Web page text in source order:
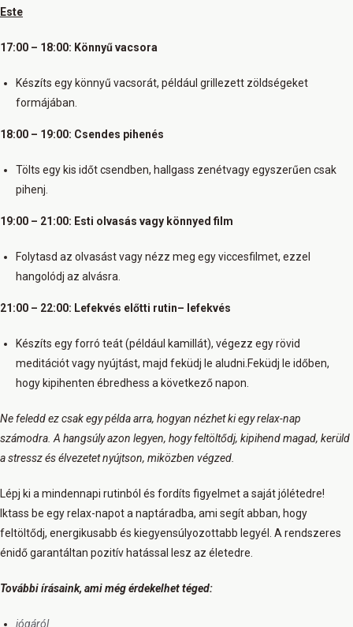
Este
17:00 – 18:00: Könnyű vacsora
Készíts egy könnyű vacsorát, például grillezett zöldségeket
formájában.
18:00 – 19:00: Csendes pihenés
Tölts egy kis időt csendben, hallgass zenétvagy egyszerűen csak
pihenj.
19:00 – 21:00: Esti olvasás vagy könnyed film
Folytasd az olvasást vagy nézz meg egy viccesfilmet, ezzel
hangolódj az alvásra.
21:00 – 22:00: Lefekvés előtti rutin– lefekvés
Készíts egy forró teát (például kamillát), végezz egy rövid
meditációt vagy nyújtást, majd feküdj le aludni.Feküdj le időben,
hogy kipihenten ébredhess a következő napon.
Ne feledd ez csak egy példa arra, hogyan nézhet ki egy relax-nap
számodra. A hangsúly azon legyen, hogy feltöltődj, kipihend magad, kerüld
a stressz és élvezetet nyújtson, miközben végzed.
Lépj ki a mindennapi rutinból és fordíts figyelmet a saját jólétedre!
Iktass be egy relax-napot a naptáradba, ami segít abban, hogy
feltöltődj, energikusabb és kiegyensúlyozottabb legyél. A rendszeres
énidő garantáltan pozitív hatással lesz az életedre.
További írásaink, ami még érdekelhet téged:
jógáról